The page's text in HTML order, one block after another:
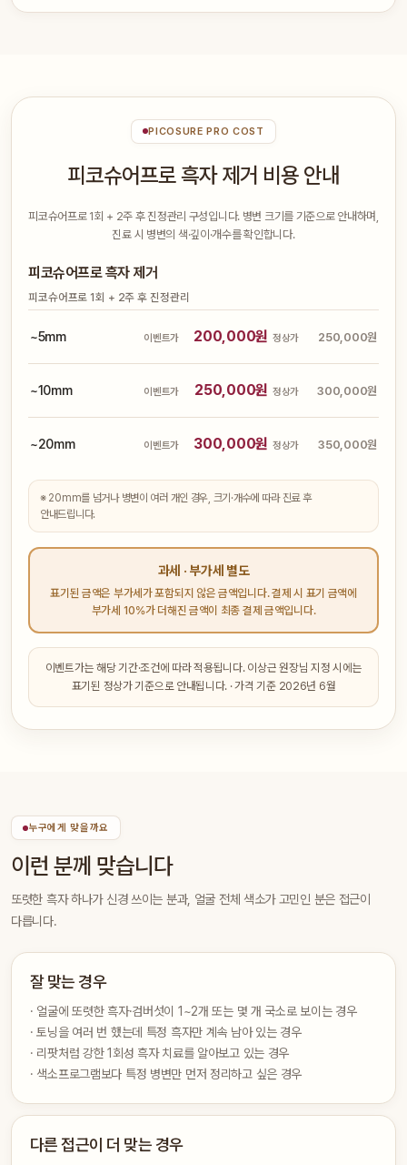
PICOSURE PRO COST
피코슈어프로 흑자 제거 비용 안내
피코슈어프로 1회 + 2주 후 진정관리 구성입니다. 병변 크기를 기준으로 안내하며,
진료 시 병변의 색·깊이·개수를 확인합니다.
피코슈어프로 흑자 제거
피코슈어프로 1회 + 2주 후 진정관리
~5mm 이벤트가 200,000원 정상가 250,000원
~10mm 이벤트가 250,000원 정상가 300,000원
~20mm 이벤트가 300,000원 정상가 350,000원
※ 20mm를 넘거나 병변이 여러 개인 경우, 크기·개수에 따라 진료 후
안내드립니다.
과세 · 부가세 별도
표기된 금액은 부가세가 포함되지 않은 금액입니다. 결제 시 표기 금액에
부가세 10%가 더해진 금액이 최종 결제 금액입니다.
이벤트가는 해당 기간·조건에 따라 적용됩니다. 이상근 원장님 지정 시에는
표기된 정상가 기준으로 안내됩니다. · 가격 기준 2026년 6월
누구에게 맞을까요
이런 분께 맞습니다
또렷한 흑자 하나가 신경 쓰이는 분과, 얼굴 전체 색소가 고민인 분은 접근이
다릅니다.
잘 맞는 경우
· 얼굴에 또렷한 흑자·검버섯이 1~2개 또는 몇 개 국소로 보이는 경우
· 토닝을 여러 번 했는데 특정 흑자만 계속 남아 있는 경우
· 리팟처럼 강한 1회성 흑자 치료를 알아보고 있는 경우
· 색소프로그램보다 특정 병변만 먼저 정리하고 싶은 경우
다른 접근이 더 맞는 경우